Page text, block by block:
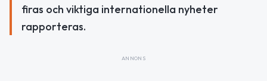
firas och viktiga internationella nyheter
rapporteras.
ANNONS